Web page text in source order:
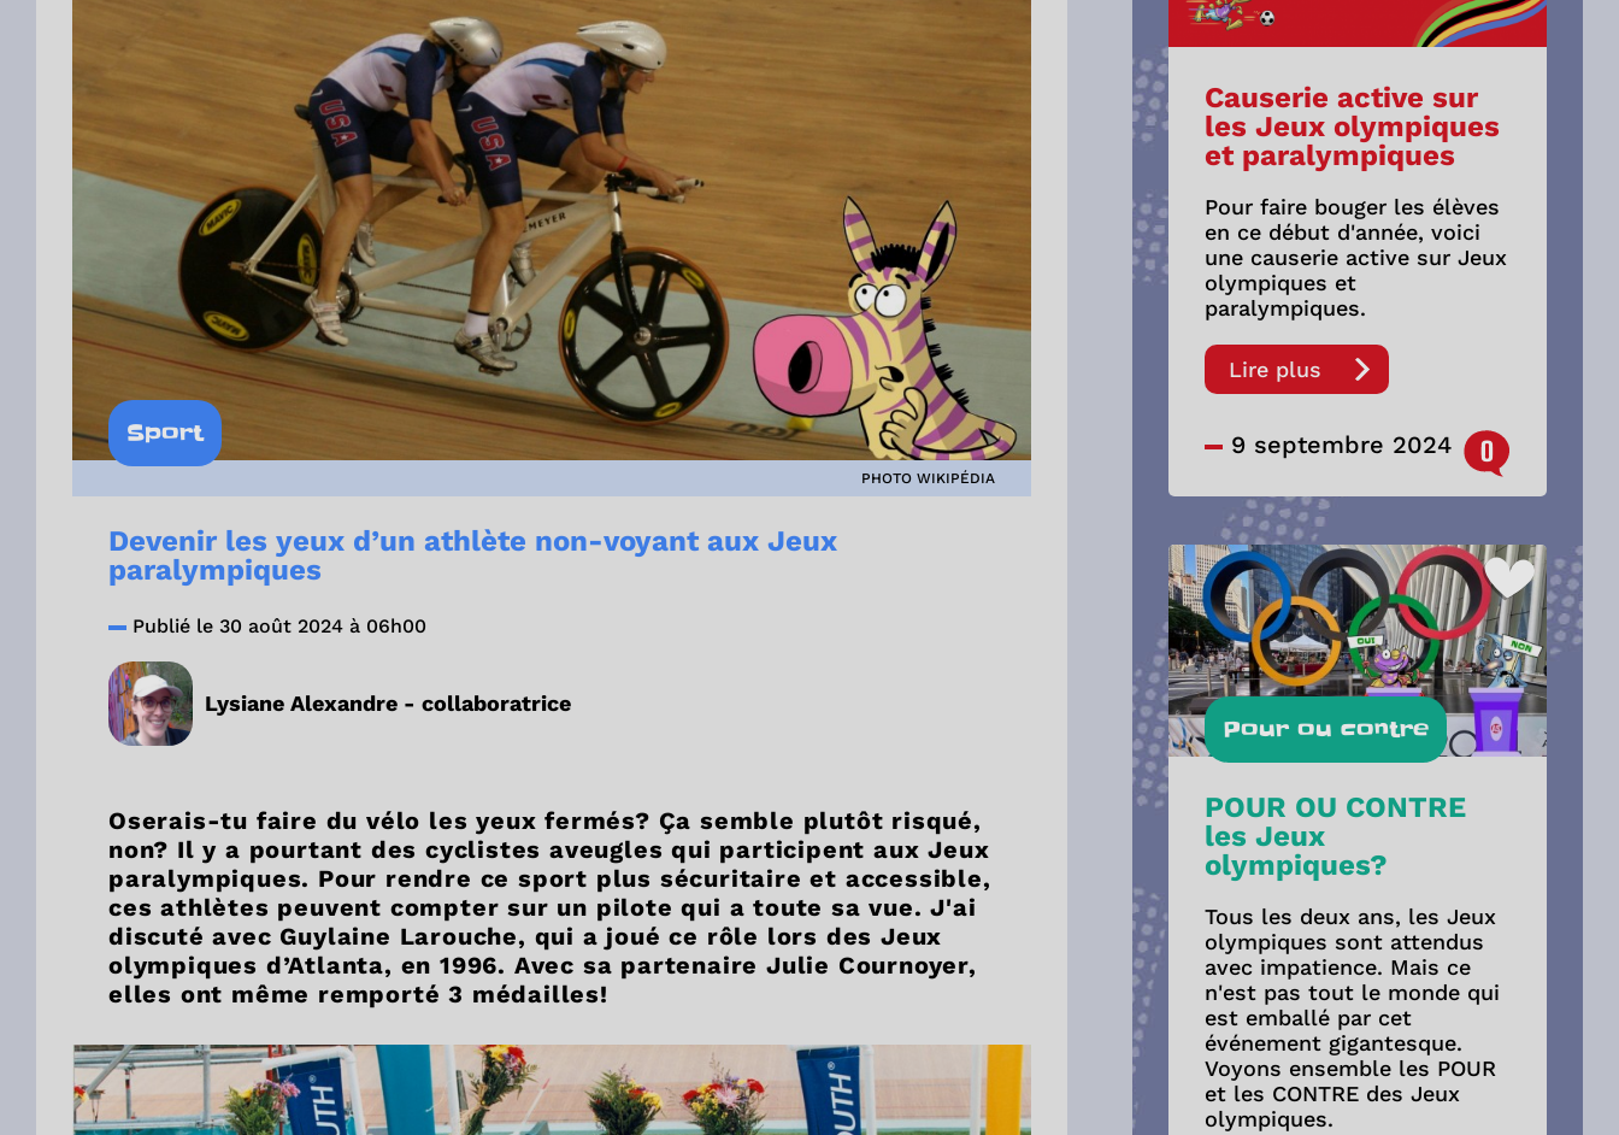
Sport
PHOTO WIKIPÉDIA
Devenir les yeux d’un athlète non-voyant aux Jeux
paralympiques
Publié le 30 août 2024 à 06h00
Lysiane Alexandre - collaboratrice
Oserais-tu faire du vélo les yeux fermés? Ça semble plutôt risqué,
non? Il y a pourtant des cyclistes aveugles qui participent aux Jeux
paralympiques. Pour rendre ce sport plus sécuritaire et accessible,
ces athlètes peuvent compter sur un pilote qui a toute sa vue. J'ai
discuté avec Guylaine Larouche, qui a joué ce rôle lors des Jeux
olympiques d’Atlanta, en 1996. Avec sa partenaire Julie Cournoyer,
elles ont même remporté 3 médailles!
Causerie active sur
les Jeux olympiques
et paralympiques
Pour faire bouger les élèves
en ce début d'année, voici
une causerie active sur Jeux
olympiques et
paralympiques.
Lire plus
9 septembre 2024 0
Pour ou contre
POUR OU CONTRE
les Jeux
olympiques?
Tous les deux ans, les Jeux
olympiques sont attendus
avec impatience. Mais ce
n'est pas tout le monde qui
est emballé par cet
événement gigantesque.
Voyons ensemble les POUR
et les CONTRE des Jeux
olympiques.